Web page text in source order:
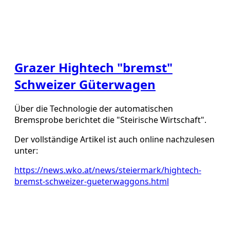
Grazer Hightech "bremst"
Schweizer Güterwagen
Über die Technologie der automatischen
Bremsprobe berichtet die "Steirische Wirtschaft".
Der vollständige Artikel ist auch online nachzulesen
unter:
https://news.wko.at/news/steiermark/hightech-
bremst-schweizer-gueterwaggons.html